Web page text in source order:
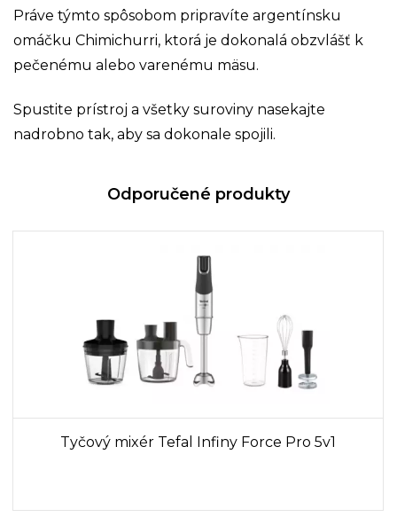
Práve týmto spôsobom pripravíte argentínsku
omáčku Chimichurri, ktorá je dokonalá obzvlášť k
pečenému alebo varenému mäsu.
Spustite prístroj a všetky suroviny nasekajte
nadrobno tak, aby sa dokonale spojili.
Odporučené produkty
Tyčový mixér Tefal Infiny Force Pro 5v1